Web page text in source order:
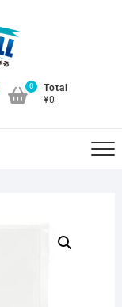
0
Total
¥0